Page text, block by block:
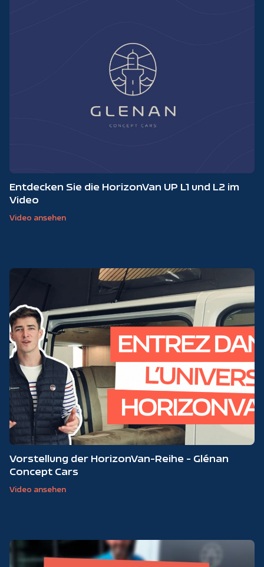
Entdecken Sie die HorizonVan UP L1 und L2 im
Video
Video ansehen
Vorstellung der HorizonVan-Reihe - Glénan
Concept Cars
Video ansehen